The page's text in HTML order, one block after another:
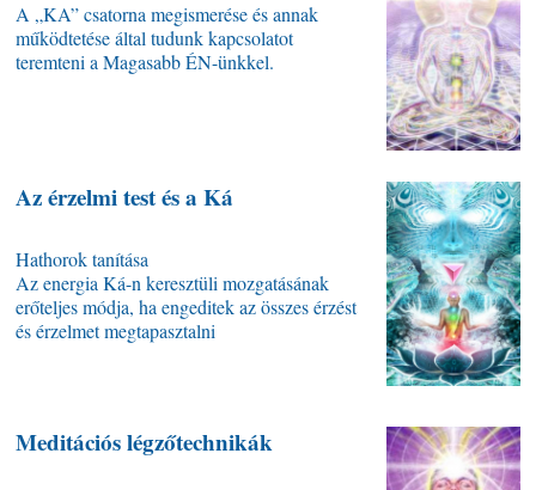
A „KA” csatorna megismerése és annak
működtetése által tudunk kapcsolatot
teremteni a Magasabb ÉN-ünkkel.
Az érzelmi test és a Ká
Hathorok tanítása
Az energia Ká-n keresztüli mozgatásának
erőteljes módja, ha engeditek az összes érzést
és érzelmet megtapasztalni
Meditációs légzőtechnikák